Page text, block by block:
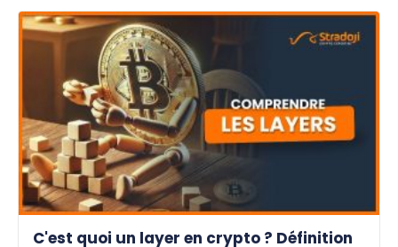
C'est quoi un layer en crypto ? Définition